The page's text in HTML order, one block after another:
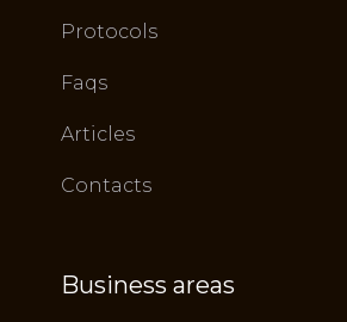
Protocols
Faqs
Articles
Contacts
Business areas